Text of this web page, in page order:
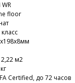
floor
м2
Certified, до 72 часов